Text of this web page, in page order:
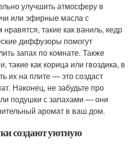
улучшить атмосферу в
или эфирные масла с
такие как ваниль, кедр
диффузоры помогут
запах по комнате. Также
такие как корица или гвоздика, в
их на плите — это создаст
Наконец, не забудьте про
подушки с запахами — они
аромат в ваш дом.
создают уютную